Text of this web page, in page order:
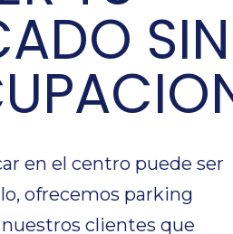
SIN
en el centro puede ser
ofrecemos parking
clientes que